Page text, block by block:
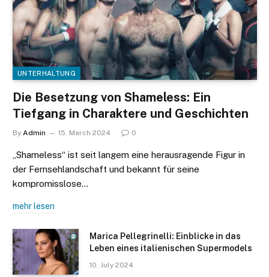
UNTERHALTUNG
Die Besetzung von Shameless: Ein
Tiefgang in Charaktere und Geschichten
By Admin 15. March 2024 0
„Shameless“ ist seit langem eine herausragende Figur in
der Fernsehlandschaft und bekannt für seine
kompromisslose…
mehr lesen
Marica Pellegrinelli: Einblicke in das
Leben eines italienischen Supermodels
10. July 2024